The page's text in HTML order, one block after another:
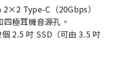
Type-C（20Gbps）
極耳機音源孔。
2.5 吋 SSD（可由 3.5 吋